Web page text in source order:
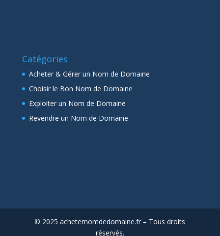
Catégories
Acheter & Gérer un Nom de Domaine
Choisir le Bon Nom de Domaine
Exploiter un Nom de Domaine
Revendre un Nom de Domaine
© 2025 acheternomdedomaine.fr – Tous droits
réservés.